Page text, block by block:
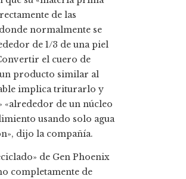
de las
normalmente se
de 1/3 de una piel
el cuero de
un producto similar al
implica triturarlo y
«alrededor de un núcleo
usando solo agua
dijo la compañía.
de Gen Phoenix
completamente de